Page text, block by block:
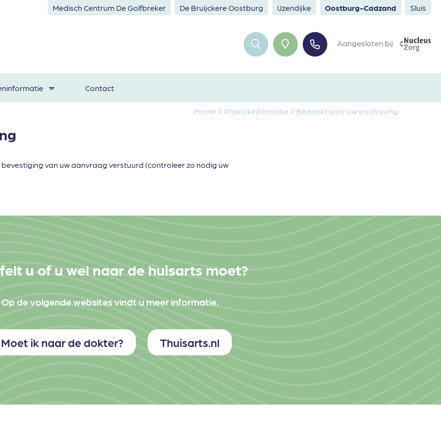
Medisch Centrum De Golfbreker De Bruijckere Oostburg IJzendijke Oostburg-Cadzand Sluis
Aangesloten bij
Contact
Home Praktijkinformatie Bedankt voor uw inschrijving
van uw aanvraag verstuurd (controleer zo nodig uw
u of u wel naar de huisarts moet?
Op de volgende websites vindt u meer informatie.
Moet ik naar de dokter? Thuisarts.nl